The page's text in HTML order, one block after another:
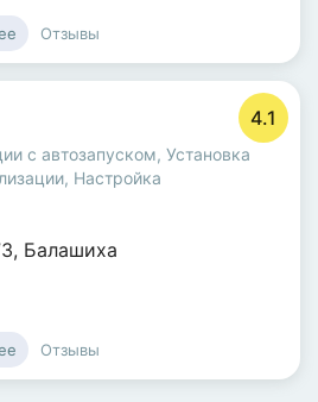
Отзывы
4.1
с автозапуском, Установка
, Настройка
, Балашиха
Отзывы